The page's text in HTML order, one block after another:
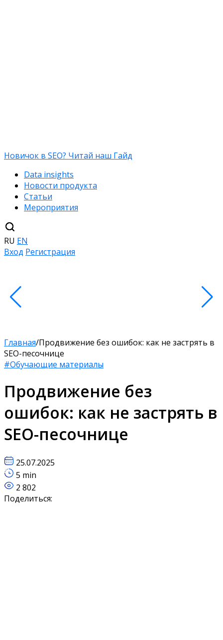
Новичок в SEO? Читай наш Гайд
Data insights
Новости продукта
Статьи
Мероприятия
RU EN
Вход Регистрация
Главная/Продвижение без ошибок: как не застрять в
SEO-песочнице
#Обучающие материалы
Продвижение без
ошибок: как не застрять в
SEO-песочнице
25.07.2025
5 min
2 802
Поделиться: